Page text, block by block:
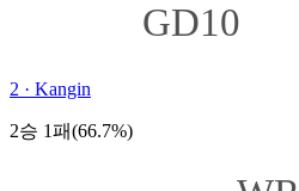
GD10
2 · Kangin
2승 1패(66.7%)